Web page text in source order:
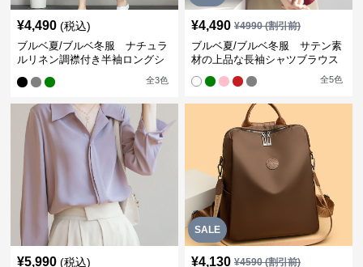
¥4,490 (税込)
ブルベ夏/ブルベ冬服 ナチュラ
ルリネン調襟付き半袖ロングシ
全3色
¥4,490 ¥4990(割引前)
ブルベ夏/ブルベ冬服 サテン素
材の上品な長袖シャツブラウス
全5色
¥5,990 (税込)
SALE
¥4,130 ¥4590(割引前)